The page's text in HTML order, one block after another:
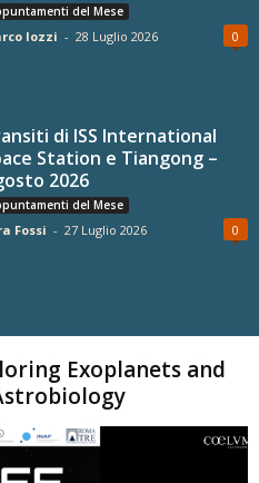
del Mese
Iozzi - 28 Luglio 2026 0
di ISS International
Station e Tiangong –
2026
del Mese
Fossi - 27 Luglio 2026 0
Exoplanets and